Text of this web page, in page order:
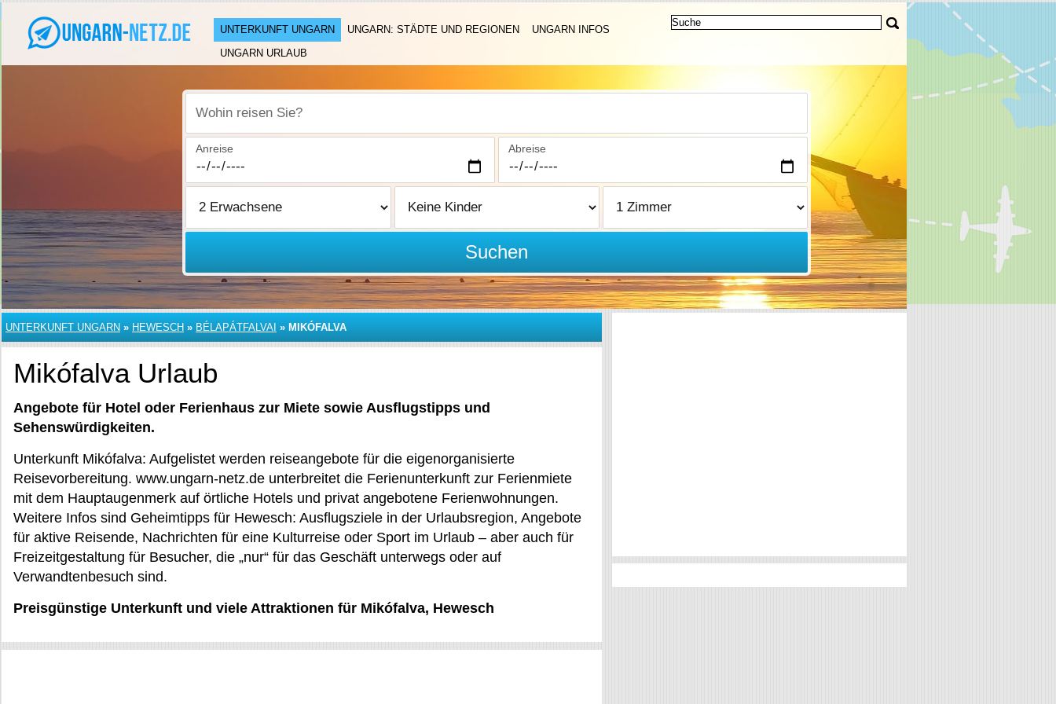
UNTERKUNFT UNGARN UNGARN: STÄDTE UND REGIONEN
UNGARN INFOS
UNGARN URLAUB
Wohin reisen Sie?
Anreise Abreise
Suchen
UNTERKUNFT UNGARN » HEWESCH » BÉLAPÁTFALVAI » MIKÓFALVA
Mikófalva Urlaub
Angebote für Hotel oder Ferienhaus zur Miete sowie Ausflugstipps und
Sehenswürdigkeiten.
Unterkunft Mikófalva: Aufgelistet werden reiseangebote für die eigenorganisierte
Reisevorbereitung. www.ungarn-netz.de unterbreitet die Ferienunterkunft zur Ferienmiete
mit dem Hauptaugenmerk auf örtliche Hotels und privat angebotene Ferienwohnungen.
Weitere Infos sind Geheimtipps für Hewesch: Ausflugsziele in der Urlaubsregion, Angebote
für aktive Reisende, Nachrichten für eine Kulturreise oder Sport im Urlaub – aber auch für
Freizeitgestaltung für Besucher, die „nur“ für das Geschäft unterwegs oder auf
Verwandtenbesuch sind.
Preisgünstige Unterkunft und viele Attraktionen für Mikófalva, Hewesch